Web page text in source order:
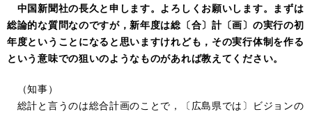
中国新聞社の長久と申します。よろしくお願いします。まずは
総論的な質問なのですが，新年度は総〔合〕計〔画〕の実行の初
年度ということになると思いますけれども，その実行体制を作る
という意味での狙いのようなものがあれば教えてください。
（知事）
総計と言うのは総合計画のことで，〔広島県では〕ビジョンの